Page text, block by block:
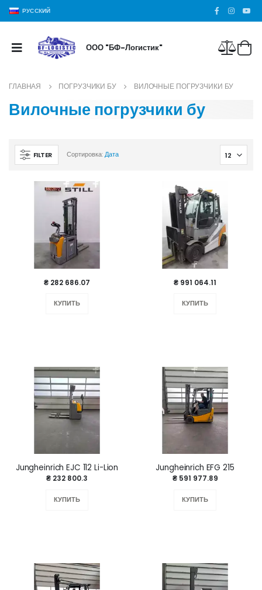
РУССКИЙ
ООО "БФ-Логистик"
ГЛАВНАЯ ПОГРУЗЧИКИ БУ ВИЛОЧНЫЕ ПОГРУЗЧИКИ БУ
Вилочные погрузчики бу
FILTER Сортировка:Дата
₴ 282 686.07
КУПИТЬ
₴ 991 064.11
КУПИТЬ
Jungheinrich EJC 112 Li-Lion
₴ 232 800.3
КУПИТЬ
Jungheinrich EFG 215
₴ 591 977.89
КУПИТЬ